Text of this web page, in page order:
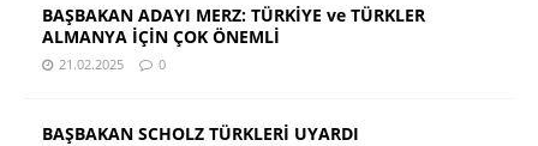
BAŞBAKAN ADAYI MERZ: TÜRKİYE ve TÜRKLER
ALMANYA İÇİN ÇOK ÖNEMLİ
21.02.2025 0
BAŞBAKAN SCHOLZ TÜRKLERİ UYARDI